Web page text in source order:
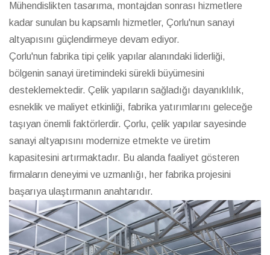
Mühendislikten tasarıma, montajdan sonrası hizmetlere
kadar sunulan bu kapsamlı hizmetler, Çorlu'nun sanayi
altyapısını güçlendirmeye devam ediyor.
Çorlu'nun fabrika tipi çelik yapılar alanındaki liderliği,
bölgenin sanayi üretimindeki sürekli büyümesini
desteklemektedir. Çelik yapıların sağladığı dayanıklılık,
esneklik ve maliyet etkinliği, fabrika yatırımlarını geleceğe
taşıyan önemli faktörlerdir. Çorlu, çelik yapılar sayesinde
sanayi altyapısını modernize etmekte ve üretim
kapasitesini artırmaktadır. Bu alanda faaliyet gösteren
firmaların deneyimi ve uzmanlığı, her fabrika projesini
başarıya ulaştırmanın anahtarıdır.